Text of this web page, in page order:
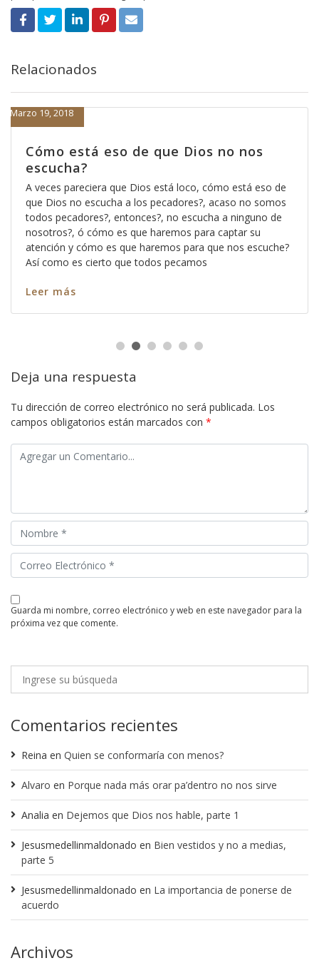
Relacionados
Cómo está eso de que Dios no nos
escucha?
Marzo 19, 2018
A veces pareciera que Dios está loco, cómo está eso de
que Dios no escucha a los pecadores?, acaso no somos
todos pecadores?, entonces?, no escucha a ninguno de
nosotros?, ó cómo es que haremos para captar su
atención y cómo es que haremos para que nos escuche?
Así como es cierto que todos pecamos
Leer más
Deja una respuesta
Tu dirección de correo electrónico no será publicada. Los
campos obligatorios están marcados con *
guarda mi nombre, correo electrónico y web en este navegador para la
próxima vez que comente.
Comentarios recientes
Reina en Quien se conformaría con menos?
Alvaro en Porque nada más orar pa’dentro no nos sirve
Analia en Dejemos que Dios nos hable, parte 1
Jesusmedellinmaldonado en Bien vestidos y no a medias,
parte 5
Jesusmedellinmaldonado en La importancia de ponerse de
acuerdo
Archivos